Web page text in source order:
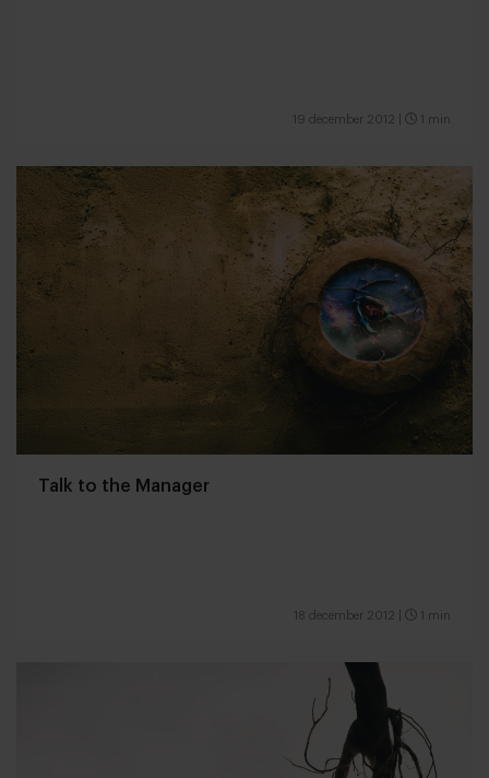
19 december 2012 1 min
Talk to the Manager
18 december 2012 1 min